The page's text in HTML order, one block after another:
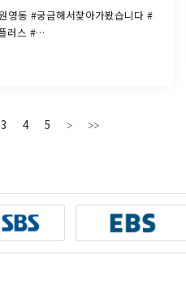
영동 #궁금해서찾아가봤습니다 #
러스 #…
3 4 5